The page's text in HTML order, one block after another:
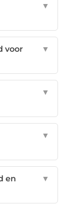
▼
voor
▼
▼
▼
en
▼